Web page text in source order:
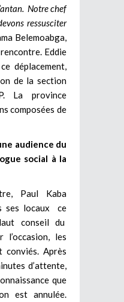
Notre chef
ressusciter
Belemoabga,
Eddie
déplacement,
de la section
La province
composées de
audience du
social à la
Paul Kaba
ses locaux ce
conseil du
l’occasion, les
conviés. Après
d’attente,
que
est annulée.